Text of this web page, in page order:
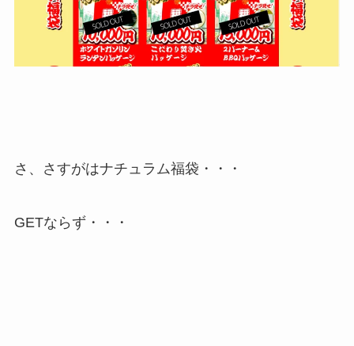
さ、さすがはナチュラム福袋・・・
GETならず・・・